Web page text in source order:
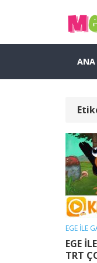
ANA
EGE İLE
EGE
TRT